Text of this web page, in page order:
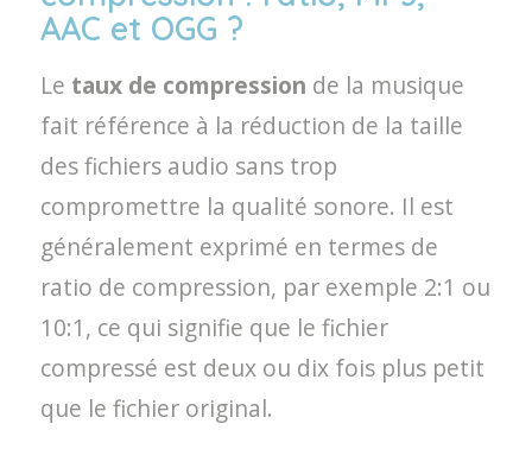
AAC et OGG ?
Le taux de compression de la musique
fait référence à la réduction de la taille
des fichiers audio sans trop
compromettre la qualité sonore. Il est
généralement exprimé en termes de
ratio de compression, par exemple 2:1 ou
10:1, ce qui signifie que le fichier
compressé est deux ou dix fois plus petit
que le fichier original.